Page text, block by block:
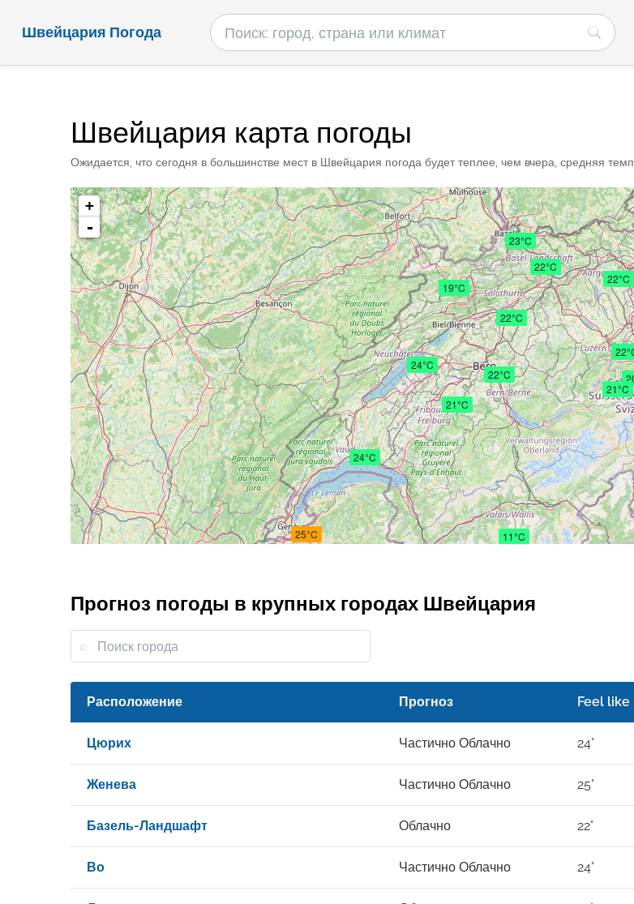
Швейцария Погода
Швейцария карта погоды
Ожидается, что сегодня в большинстве мест в Швейцария погода будет теплее, чем вчера, средняя
25°C
22°C
24°C
22°C
24°C
11°C
22°C
23°C
21°C
21°C
19°C
22°C
+
-
Прогноз погоды в крупных городах Швейцария
Расположение Прогноз Feel like
Цюрих Частично Облачно 24°
Женева Частично Облачно 25°
Базель-Ландшафт Облачно 22°
Во Частично Облачно 24°